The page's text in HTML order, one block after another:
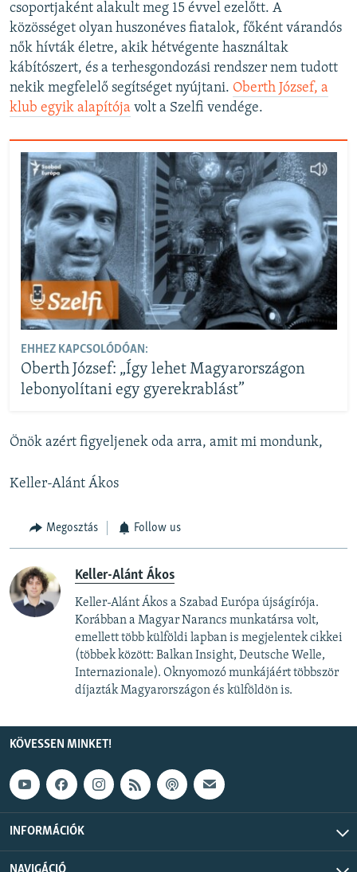
csoportjaként alakult meg 15 évvel ezelőtt. A
közösséget olyan huszonéves fiatalok, főként várandós
nők hívták életre, akik hétvégente használtak
kábítószert, és a terhesgondozási rendszer nem tudott
nekik megfelelő segítséget nyújtani. Oberth József, a
klub egyik alapítója volt a Szelfi vendége.
EHHEZ KAPCSOLÓDÓAN:
Oberth József: „Így lehet Magyarországon
lebonyolítani egy gyerekrablást”
Önök azért figyeljenek oda arra, amit mi mondunk,
Keller-Alánt Ákos
Megosztás Follow us
Keller-Alánt Ákos
Keller-Alánt Ákos a Szabad Európa újságírója.
Korábban a Magyar Narancs munkatársa volt,
emellett több külföldi lapban is megjelentek cikkei
(többek között: Balkan Insight, Deutsche Welle,
Internazionale). Oknyomozó munkájáért többször
díjazták Magyarországon és külföldön is.
KÖVESSEN MINKET!
INFORMÁCIÓK